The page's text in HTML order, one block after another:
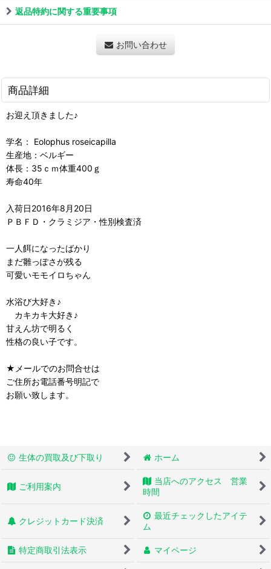
返品特約に関する重要事項
お問い合わせ
商品詳細
お迎え頂きました♪
学名： Eolophus roseicapilla
生産地：ベルギー
体長：35ｃｍ体重400ｇ
寿命40年
入荷日2016年8月20日
ＰＢＦＤ・クラミジア・性別検査済
一人餌になったばかり
まだ雛っぽさが残る
可愛いモモイロちゃん
水浴び大好き♪
カキカキ大好き♪
甘えん坊で明るく
性格の良い子です。
★メールでのお問合せは
ご住所お電話番号明記で
お願い致します。
生体の買取及び下取り ホーム
ご利用案内
当店へのアクセス 営業
時間
クレジットカード決済
最近チェックしたアイテ
ム
特定商取引法表示 マイページ